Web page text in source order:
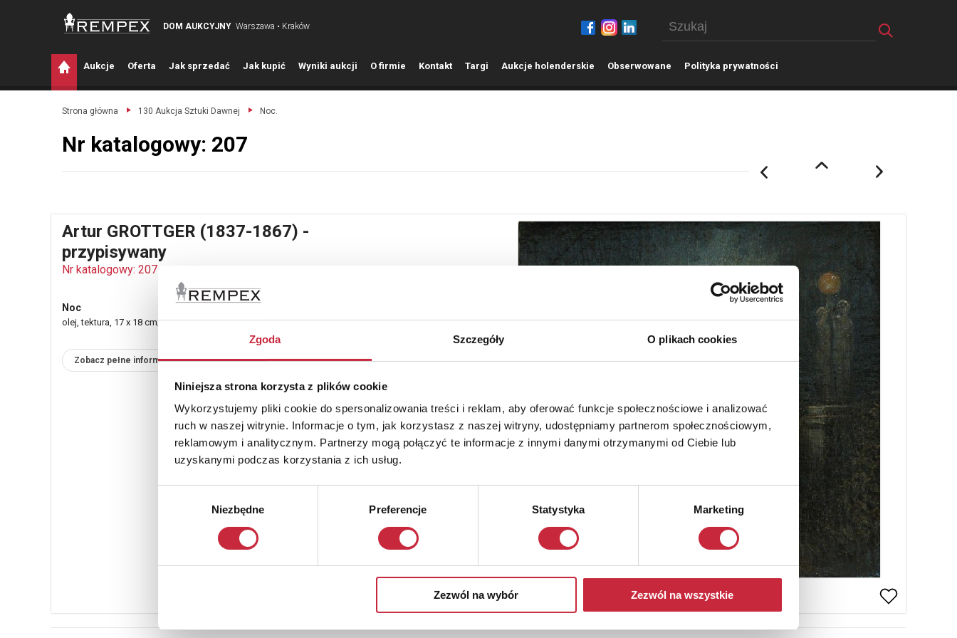
Zgoda Szczegóły O plikach cookies
Niniejsza strona korzysta z plików cookie
Wykorzystujemy pliki cookie do spersonalizowania treści i reklam, aby oferować funkcje społecznościowe i analizować
ruch w naszej witrynie. Informacje o tym, jak korzystasz z naszej witryny, udostępniamy partnerom społecznościowym,
reklamowym i analitycznym. Partnerzy mogą połączyć te informacje z innymi danymi otrzymanymi od Ciebie lub
uzyskanymi podczas korzystania z ich usług.
Niezbędne Preferencje Statystyka Marketing
Zezwól na wybór Zezwól na wszystkie
DOM AUKCYJNY Warszawa • Kraków
Aukcje Oferta Jak sprzedać Jak kupić Wyniki aukcji O firmie Kontakt Targi Aukcje holenderskie Obserwowane Polityka prywatności
Strona główna 130 Aukcja Sztuki Dawnej Noc.
Nr katalogowy: 207
Artur GROTTGER (1837-1867) -
przypisywany
Nr katalogowy: 207
Noc
olej, tektura, 17 x 18 cm; na odwrocie nalepka z napisem
Zobacz pełne informacje